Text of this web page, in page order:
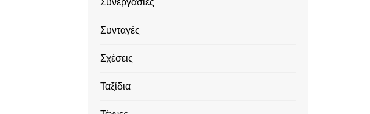
Συνεργασίες
Συνταγές
Σχέσεις
Ταξίδια